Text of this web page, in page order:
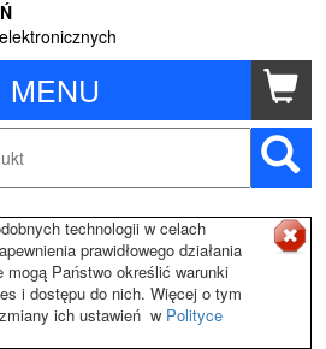
MENU
technologii w celach
prawidłowego działania
mogą Państwo określić warunki
i dostępu do nich. Więcej o tym
ich ustawień w Polityce